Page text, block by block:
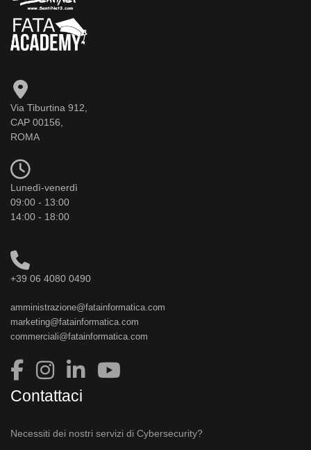
Via Tiburtina 912,
CAP 00156,
ROMA
Lunedì-venerdì
09:00 - 13:00
14:00 - 18:00
+39 06 4080 0490
amministrazione@fatainformatica.com
marketing@fatainformatica.com
commerciali@fatainformatica.com
Contattaci
Necessiti dei nostri servizi di Cybersecurity?